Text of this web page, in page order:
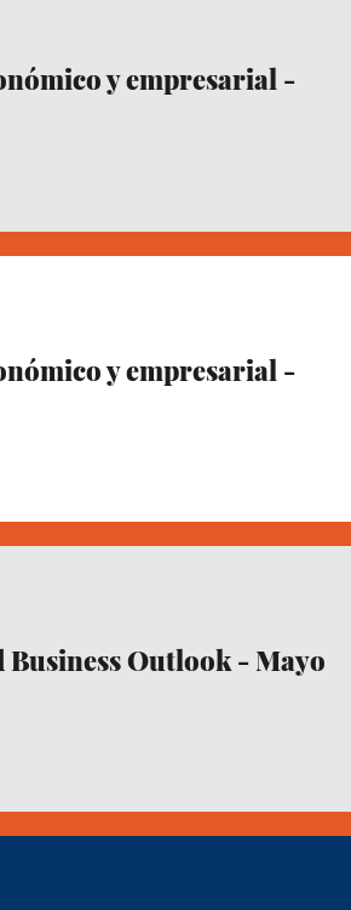
y empresarial -
y empresarial -
Business Outlook - Mayo